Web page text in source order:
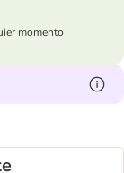
momento